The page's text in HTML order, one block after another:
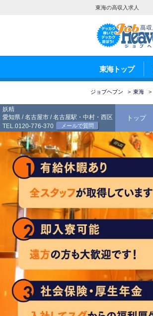
東海の高収入求人
東海トップ
ジョブヘブン > 東海 >
妖精
愛知県 /名古屋市 /名古屋駅・中村・西区
TEL.0120-776-370
メールで質問
トップ